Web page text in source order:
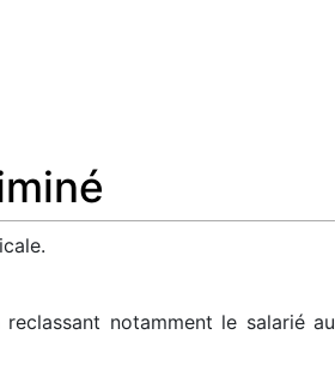
notamment le salarié au